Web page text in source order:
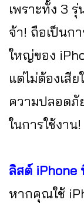
เพราะทั้ง 3
จ้า! ถือเป็นก
ใหญ่ของ
แต่ไม่ต้องเสี
ความปลอดภั
ในการใช้งาน!
ลิสต์ iPhone
หากคุณใช้